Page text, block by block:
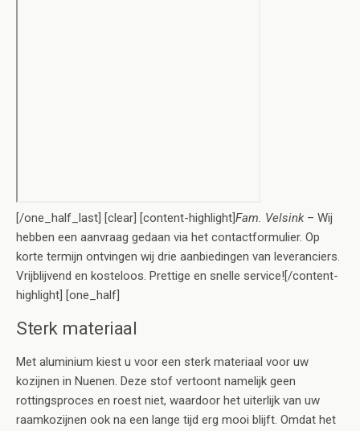
[/one_half_last] [clear] [content-highlight]Fam. Velsink– Wij
hebben een aanvraag gedaan via het contactformulier. Op
korte termijn ontvingen wij drie aanbiedingen van leveranciers.
Vrijblijvend en kosteloos. Prettige en snelle service![/content-
highlight] [one_half]
Sterk materiaal
Met aluminium kiest u voor een sterk materiaal voor uw
kozijnen in Nuenen. Deze stof vertoont namelijk geen
rottingsproces en roest niet, waardoor het uiterlijk van uw
raamkozijnen ook na een lange tijd erg mooi blijft. Omdat het